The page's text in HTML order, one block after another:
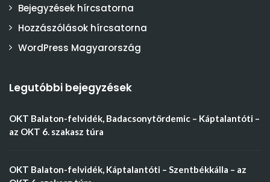
Bejegyzések hírcsatorna
Hozzászólások hírcsatorna
WordPress Magyarország
Legutóbbi bejegyzések
OKT Balaton-felvidék, Badacsonytördemic – Káptalantóti –
az OKT 6. szakasz túra
OKT Balaton-felvidék, Káptalantóti – Szentbékkálla – az